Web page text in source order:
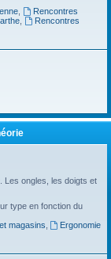
,
Rencontres
,
Rencontres
Les ongles, les doigts et
type en fonction du
magasins
Ergonomie